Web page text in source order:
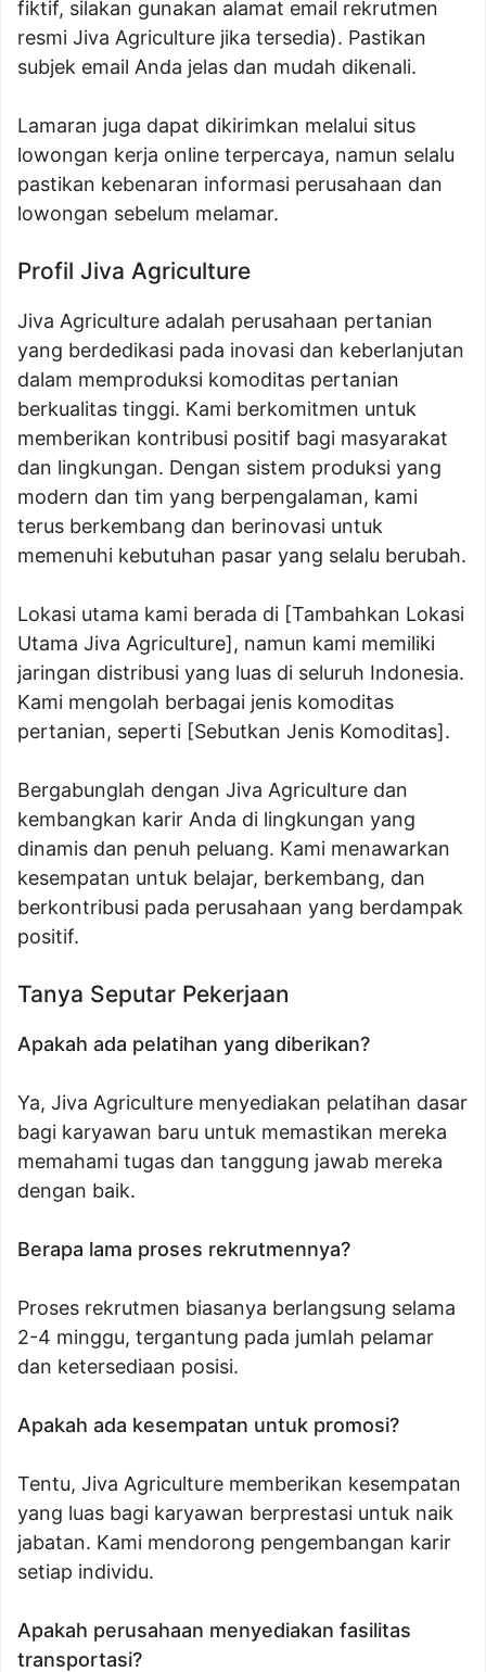
fiktif, silakan gunakan alamat email rekrutmen
resmi Jiva Agriculture jika tersedia). Pastikan
subjek email Anda jelas dan mudah dikenali.
Lamaran juga dapat dikirimkan melalui situs
lowongan kerja online terpercaya, namun selalu
pastikan kebenaran informasi perusahaan dan
lowongan sebelum melamar.
Profil Jiva Agriculture
Jiva Agriculture adalah perusahaan pertanian
yang berdedikasi pada inovasi dan keberlanjutan
dalam memproduksi komoditas pertanian
berkualitas tinggi. Kami berkomitmen untuk
memberikan kontribusi positif bagi masyarakat
dan lingkungan. Dengan sistem produksi yang
modern dan tim yang berpengalaman, kami
terus berkembang dan berinovasi untuk
memenuhi kebutuhan pasar yang selalu berubah.
Lokasi utama kami berada di [Tambahkan Lokasi
Utama Jiva Agriculture], namun kami memiliki
jaringan distribusi yang luas di seluruh Indonesia.
Kami mengolah berbagai jenis komoditas
pertanian, seperti [Sebutkan Jenis Komoditas].
Bergabunglah dengan Jiva Agriculture dan
kembangkan karir Anda di lingkungan yang
dinamis dan penuh peluang. Kami menawarkan
kesempatan untuk belajar, berkembang, dan
berkontribusi pada perusahaan yang berdampak
positif.
Tanya Seputar Pekerjaan
Apakah ada pelatihan yang diberikan?
Ya, Jiva Agriculture menyediakan pelatihan dasar
bagi karyawan baru untuk memastikan mereka
memahami tugas dan tanggung jawab mereka
dengan baik.
Berapa lama proses rekrutmennya?
Proses rekrutmen biasanya berlangsung selama
2-4 minggu, tergantung pada jumlah pelamar
dan ketersediaan posisi.
Apakah ada kesempatan untuk promosi?
Tentu, Jiva Agriculture memberikan kesempatan
yang luas bagi karyawan berprestasi untuk naik
jabatan. Kami mendorong pengembangan karir
setiap individu.
Apakah perusahaan menyediakan fasilitas
transportasi?